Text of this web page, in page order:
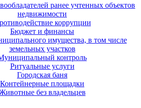
ранее учтенных объектов
недвижимости
коррупции
Бюджет и финансы
имущества, в том числе
земельных участков
контроль
Ритуальные услуги
Городская баня
Контейнерные площадки
без владельцев